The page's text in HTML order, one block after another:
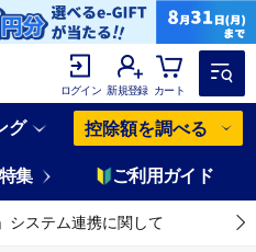
ログイン 新規登録 カート
グ 控除額を調べる
特集 ご利用ガイド
システム連携に関して